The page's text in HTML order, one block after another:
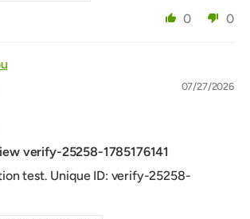
0 0
07/27/2026
verify-25258-1785176141
test. Unique ID: verify-25258-